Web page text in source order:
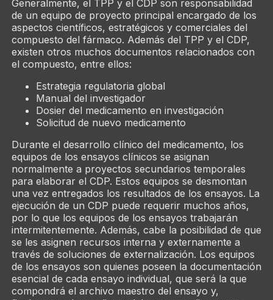
Generalmente, el TPP y el CDP son responsabilidad
de un equipo de proyecto principal encargado de los
aspectos científicos, estratégicos y comerciales del
compuesto del fármaco. Además del TPP y el CDP,
existen otros muchos documentos relacionados con
el compuesto, entre ellos:
Estrategia regulatoria global
Manual del investigador
Dosier del medicamento en investigación
Solicitud de nuevo medicamento
Durante el desarrollo clínico del medicamento, los
equipos de los ensayos clínicos se asignan
normalmente a proyectos secundarios temporales
para elaborar el CDP. Estos equipos se desmontan
una vez entregados los resultados de los ensayos. La
ejecución de un CDP puede requerir muchos años,
por lo que los equipos de los ensayos trabajarán
intermitentemente. Además, cabe la posibilidad de que
se les asignen recursos interna y externamente a
través de soluciones de externalización. Los equipos
de los ensayos son quienes poseen la documentación
esencial de cada ensayo individual, que será la que
compondrá el archivo maestro del ensayo y,